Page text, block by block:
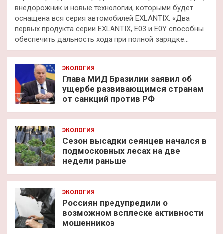
внедорожник и новые технологии, которыми будет
оснащена вся серия автомобилей EXLANTIX. «Два
первых продукта серии EXLANTIX, E03 и E0Y способны
обеспечить дальность хода при полной зарядке…
ЭКОЛОГИЯ
Глава МИД Бразилии заявил об
ущербе развивающимся странам
от санкций против РФ
ЭКОЛОГИЯ
Сезон высадки сеянцев начался в
подмосковных лесах на две
недели раньше
ЭКОЛОГИЯ
Россиян предупредили о
возможном всплеске активности
мошенников